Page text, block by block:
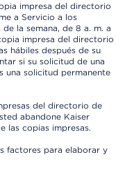
impresa del directorio
a Servicio a los
la semana, de 8 a. m. a
impresa del directorio
hábiles después de su
si su solicitud de una
una solicitud permanente
del directorio de
abandone Kaiser
las copias impresas.
factores para elaborar y